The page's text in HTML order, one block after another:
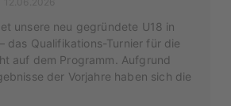
unsere neu gegründete U18 in
das Qualifikations-Turnier für die
auf dem Programm. Aufgrund
der Vorjahre haben sich die